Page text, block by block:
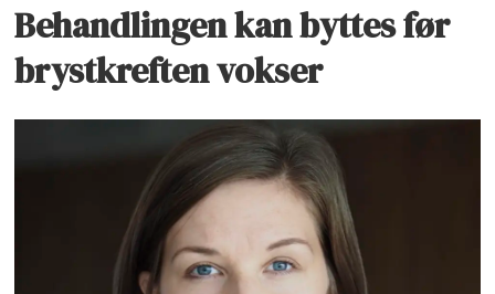
Behandlingen kan byttes før
brystkreften vokser